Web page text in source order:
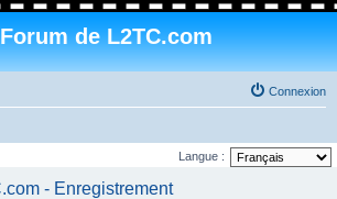
de L2TC.com
Connexion
Langue :
- Enregistrement